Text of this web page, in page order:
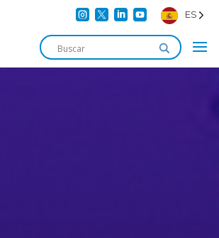
    ES